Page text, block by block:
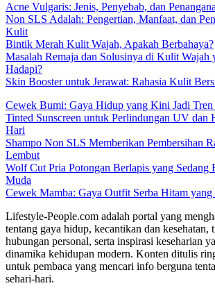
Acne Vulgaris: Jenis, Penyebab, dan
Non SLS Adalah: Pengertian, Manfaat, dan
Kulit
Bintik Merah Kulit Wajah, Apakah Berbahaya?
Masalah Remaja dan Solusinya di Kulit Wajah
Hadapi?
Skin Booster untuk Jerawat: Rahasia Kulit
Cewek Bumi: Gaya Hidup yang Kini Jadi Tren
Tinted Sunscreen untuk Perlindungan UV dan
Hari
Shampo Non SLS Memberikan Pembersihan
Lembut
Wolf Cut Pria Potongan Berlapis yang Sedang
Muda
Cewek Mamba: Gaya Outfit Serba Hitam
Lifestyle-People.com adalah portal yang
tentang gaya hidup, kecantikan dan kesehatan,
hubungan personal, serta inspirasi keseharian
dinamika kehidupan modern. Konten ditulis
untuk pembaca yang mencari info berguna
sehari-hari.